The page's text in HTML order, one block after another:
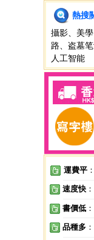
熱搜
攝影
美學
路
盗墓
人工智能
運費平
速度快
書價低
品種多